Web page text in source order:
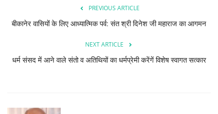
PREVIOUS ARTICLE
बीकानेर वासियों के लिए आध्यात्मिक पर्व: संत श्री दिनेश जी महाराज का आगमन
NEXT ARTICLE
धर्म संसद में आने वाले संतो व अतिथियों का धर्मप्रेमी करेंगें विशेष स्वागत सत्कार